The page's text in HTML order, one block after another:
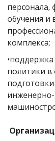
обучения и
комплекса;
политики в
инженерно-